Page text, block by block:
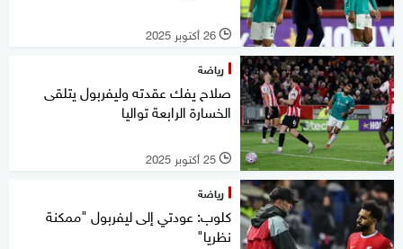
l 26 أكتوبر 2025
رياضة
صلاح يفك عقدته وليفربول يتلقى
الخسارة الرابعة تواليا
l 25 أكتوبر 2025
رياضة
كلوب: عودتي إلى ليفربول "ممكنة
نظريا"